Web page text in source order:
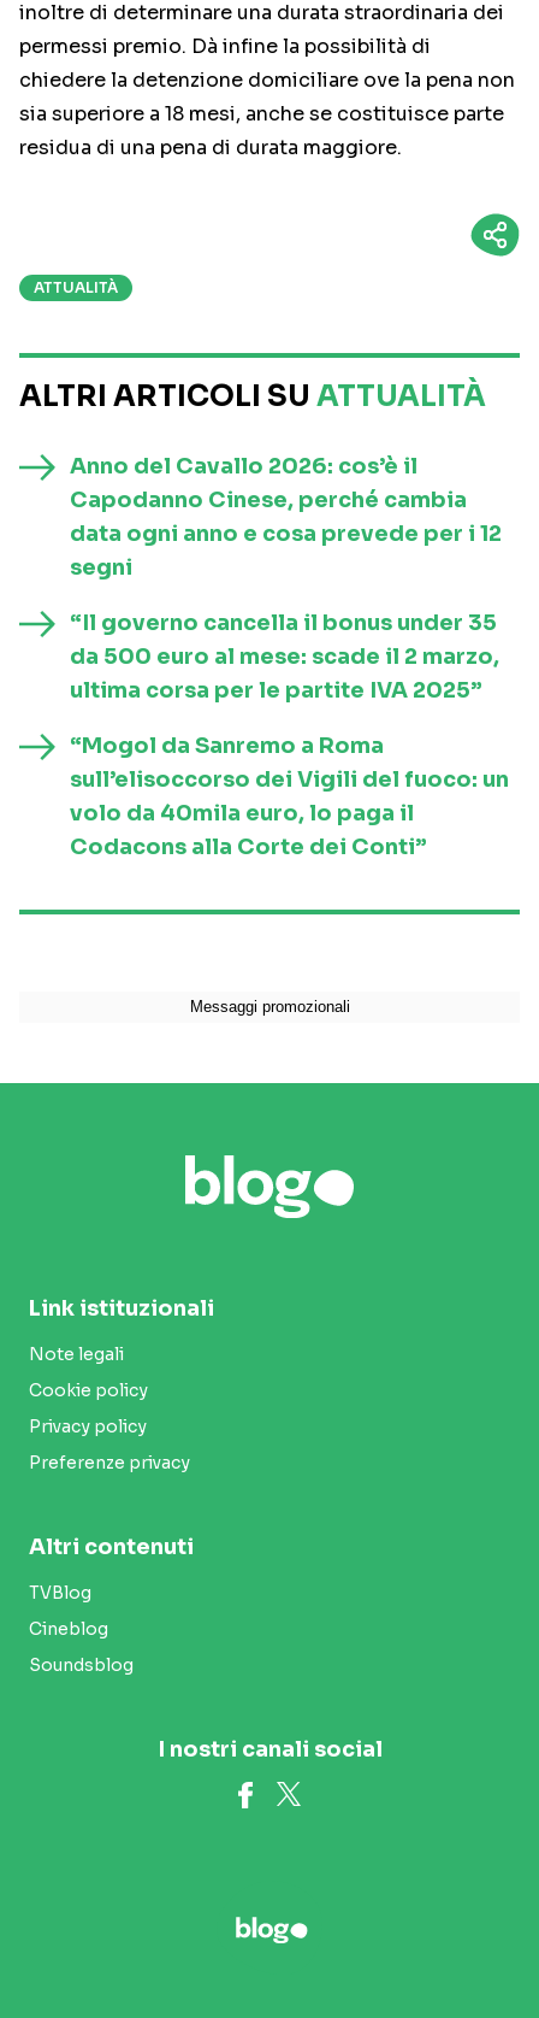
inoltre di determinare una durata straordinaria dei
permessi premio. Dà infine la possibilità di
chiedere la detenzione domiciliare ove la pena non
sia superiore a 18 mesi, anche se costituisce parte
residua di una pena di durata maggiore.
ATTUALITÀ
ALTRI ARTICOLI SU ATTUALITÀ
Anno del Cavallo 2026: cos’è il
Capodanno Cinese, perché cambia
data ogni anno e cosa prevede per i 12
segni
“Il governo cancella il bonus under 35
da 500 euro al mese: scade il 2 marzo,
ultima corsa per le partite IVA 2025”
“Mogol da Sanremo a Roma
sull’elisoccorso dei Vigili del fuoco: un
volo da 40mila euro, lo paga il
Codacons alla Corte dei Conti”
Link istituzionali
Note legali
Cookie policy
Privacy policy
Preferenze privacy
Altri contenuti
TVBlog
Cineblog
Soundsblog
I nostri canali social